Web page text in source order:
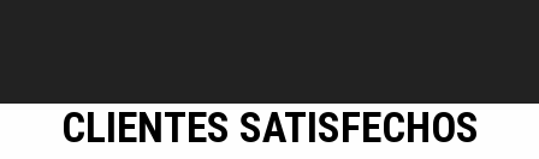
CLIENTES SATISFECHOS